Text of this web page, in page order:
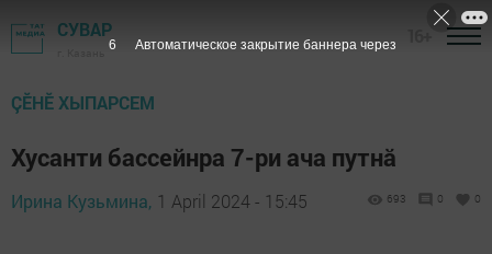
СУВАР
ÇӖНӖ ХЫПАРСЕМ
Хусанти бассейнра 7-ри ача путнă
Ирина Кузьмина, 1 April 2024 - 15:45 693 0 0
4 Автоматическое закрытие баннера через